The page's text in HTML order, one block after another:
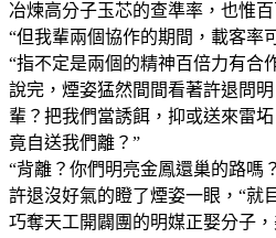
冶煉高分子玉芯的查準率，也惟
“但我輩兩個協作的期間，載客率
“指不定是兩個的精神百倍力有合
說完，煙姿猛然間間看著許退問
輩？把我們當誘餌，抑或送來雷坧
竟自送我們離？”
“背離？你們明亮金鳳還巢的路嗎
許退沒好氣的瞪了煙姿一眼，“就
巧奪天工開闢團的明媒正娶分子